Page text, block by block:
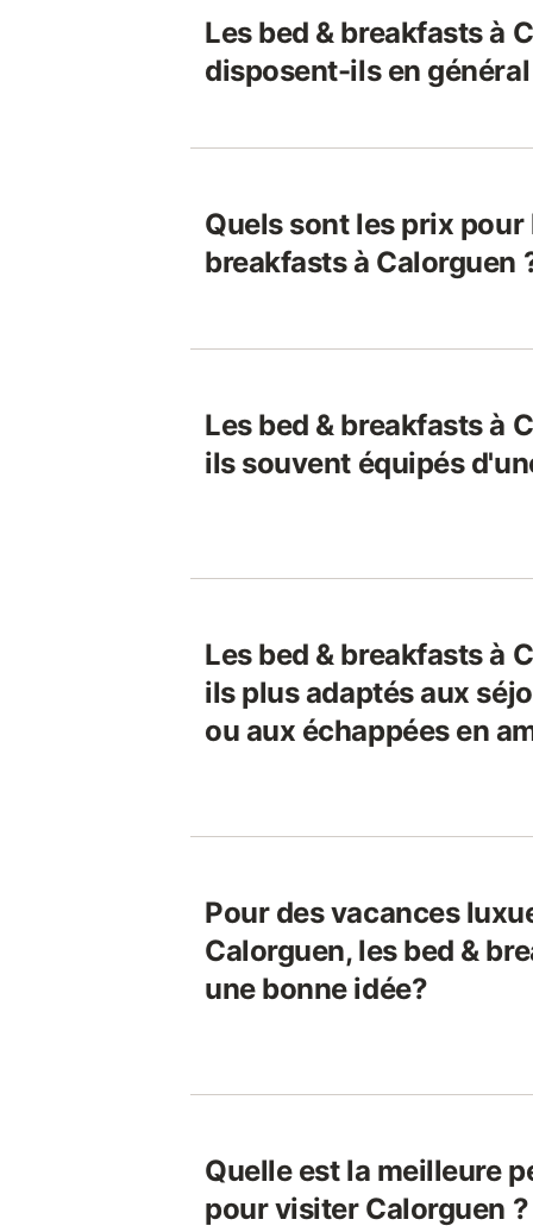
Les bed & breakfasts à
disposent-ils en
Quels sont les prix pour
breakfasts à Calorguen
Les bed & breakfasts à
ils souvent équipés
Les bed & breakfasts à
ils plus adaptés aux
ou aux échappées en
Pour des vacances
Calorguen, les bed &
une bonne idée?
Quelle est la meilleure
pour visiter Calorguen ?